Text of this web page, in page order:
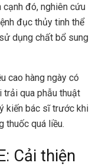
cạnh đó, nghiên cứu
đục thủy tinh thể
dụng chất bổ sung
cao hàng ngày có
qua phẫu thuật
kiến bác sĩ trước khi
thuốc quá liều.
Cải thiện